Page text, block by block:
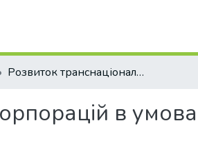
Розвиток транснаціональних корпорацій в умовах глобалізації
в